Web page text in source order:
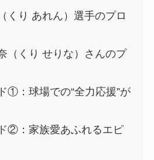
くり あれん）選手のプロ
（くり せりな）さんのプ
①：球場での“全力応援”が
②：家族愛あふれるエピ